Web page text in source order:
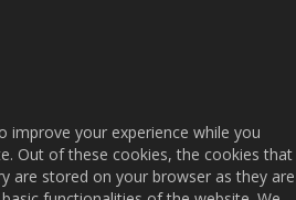
improve your experience while you
Out of these cookies, the cookies that
are stored on your browser as they are